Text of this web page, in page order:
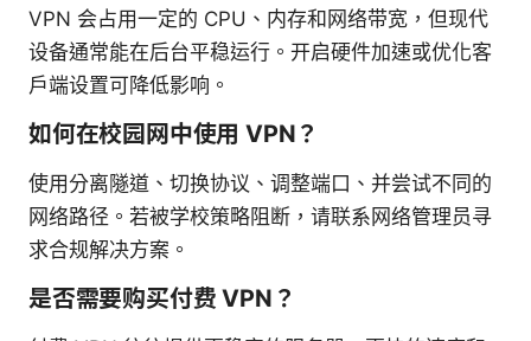
VPN 会占用一定的 CPU、内存和网络带宽，但现代
设备通常能在后台平稳运行。开启硬件加速或优化客
户端设置可降低影响。
如何在校园网中使用 VPN？
使用分离隧道、切换协议、调整端口、并尝试不同的
网络路径。若被学校策略阻断，请联系网络管理员寻
求合规解决方案。
是否需要购买付费 VPN？